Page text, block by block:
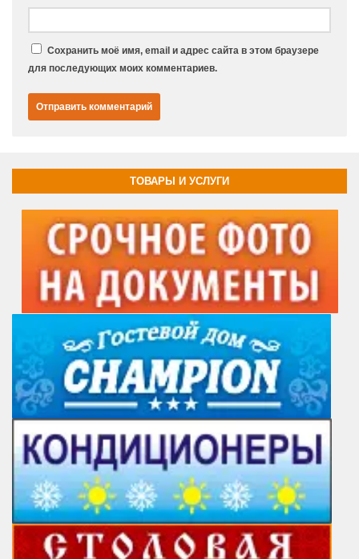
Сохранить моё имя, email и адрес сайта в этом браузере
для последующих моих комментариев.
ТОВАРЫ И УСЛУГИ